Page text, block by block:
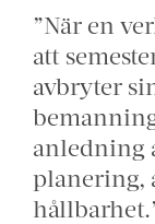
”När en
att
avbryter
anledning
planering,